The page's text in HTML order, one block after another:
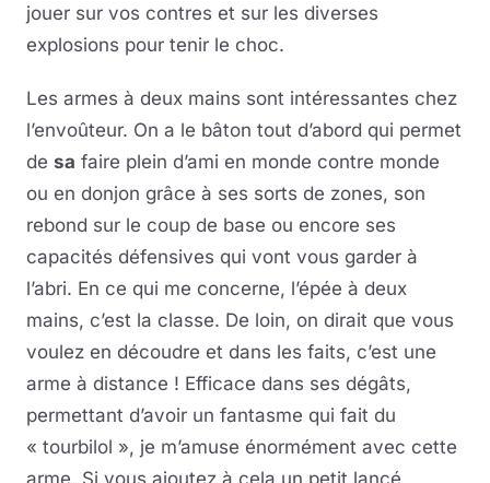
jouer sur vos contres et sur les diverses
explosions pour tenir le choc.
Les armes à deux mains sont intéressantes chez
l’envoûteur. On a le bâton tout d’abord qui permet
de sa faire plein d’ami en monde contre monde
ou en donjon grâce à ses sorts de zones, son
rebond sur le coup de base ou encore ses
capacités défensives qui vont vous garder à
l’abri. En ce qui me concerne, l’épée à deux
mains, c’est la classe. De loin, on dirait que vous
voulez en découdre et dans les faits, c’est une
arme à distance ! Efficace dans ses dégâts,
permettant d’avoir un fantasme qui fait du
« tourbilol », je m’amuse énormément avec cette
arme. Si vous ajoutez à cela un petit lancé